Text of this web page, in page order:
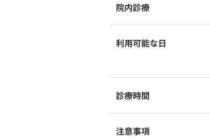
院内診療
利用可能な日
診療時間
注意事項